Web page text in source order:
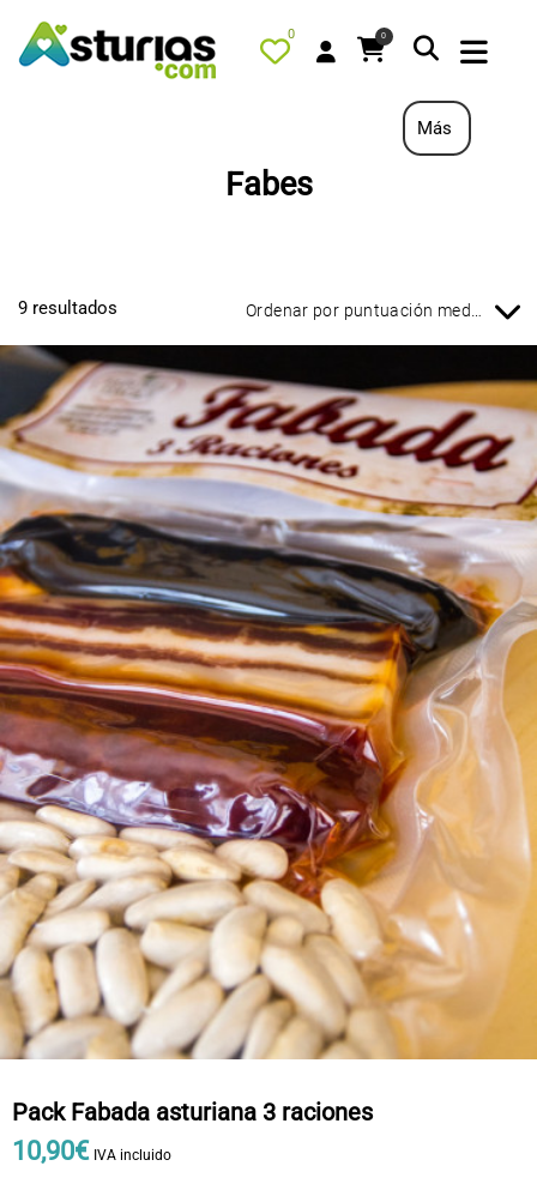
0 0
ALOJAMIENTOS
RESTAURANTES
TURISMO ACTIVO
TIENDA
PORTADA / DESTACADO
TODOS LOS PRODUCTOS
LOTES REGALO
FABES
QUESOS ASTURIANOS
CONSERVAS, PATÉS Y PLATOS
COCINADOS
SIDRA
VINOS
CERVEZAS ARTESANAS
REPOSTERÍA Y DULCES
ARROZ CON LECHE
LICORES / DESTILADOS
LIBROS
DECORACIÓN
AGENDA
CONTACTO
Más
Fabes
9 resultados
Pack Fabada asturiana 3 raciones
10,90€ IVA incluido